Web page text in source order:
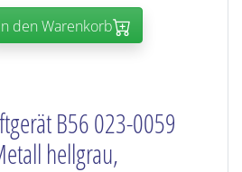
den Warenkorb
B56 023-0059
hellgrau,